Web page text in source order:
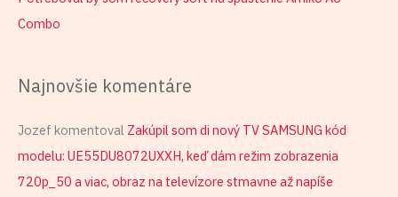
Combo
Najnovšie komentáre
Jozef komentoval Zakúpil som di nový TV SAMSUNG kód
modelu: UE55DU8072UXXH, keď dám režim zobrazenia
720p_50 a viac, obraz na televízore stmavne až napíše